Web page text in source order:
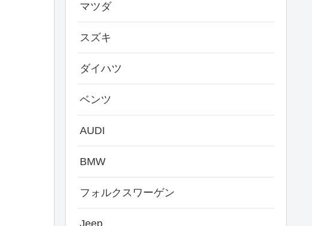
マツダ
スズキ
ダイハツ
ベンツ
AUDI
BMW
フォルクスワーゲン
Jeep